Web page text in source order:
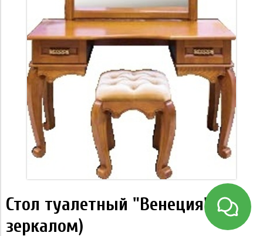
Стол туалетный "Венеция" (с
зеркалом)